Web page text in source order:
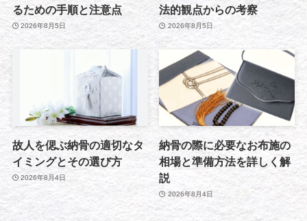
るための手順と注意点
2026年8月5日
法的観点からの考察
2026年8月5日
故人を偲ぶ納骨の適切なタ
イミングとその選び方
2026年8月4日
納骨の際に必要なお布施の
相場と準備方法を詳しく解
説
2026年8月4日